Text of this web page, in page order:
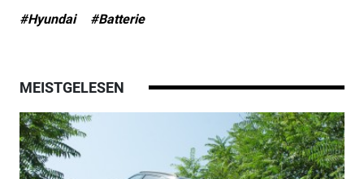
#Hyundai #Batterie
MEISTGELESEN